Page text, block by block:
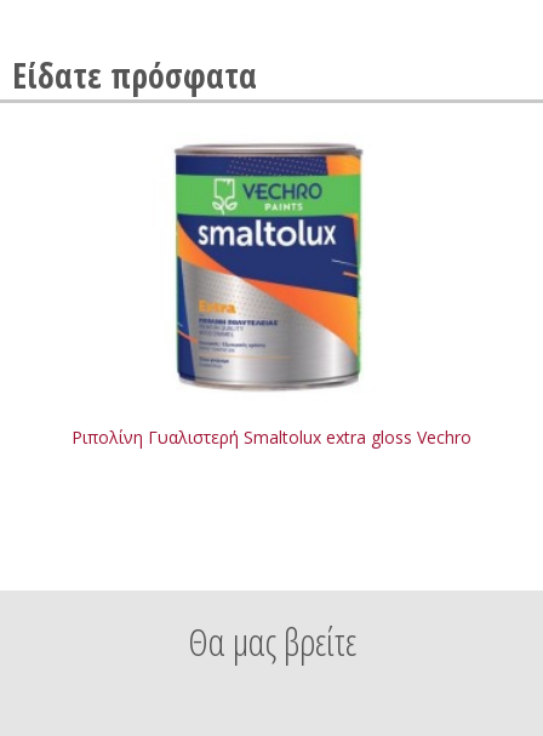
Είδατε πρόσφατα
Ριπολίνη Γυαλιστερή Smaltolux extra gloss Vechro
Θα μας βρείτε